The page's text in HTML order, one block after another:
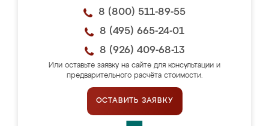
8 (800) 511-89-55
8 (495) 665-24-01
8 (926) 409-68-13
Или оставьте заявку на сайте для консультации и
предварительного расчёта стоимости.
ОСТАВИТЬ ЗАЯВКУ